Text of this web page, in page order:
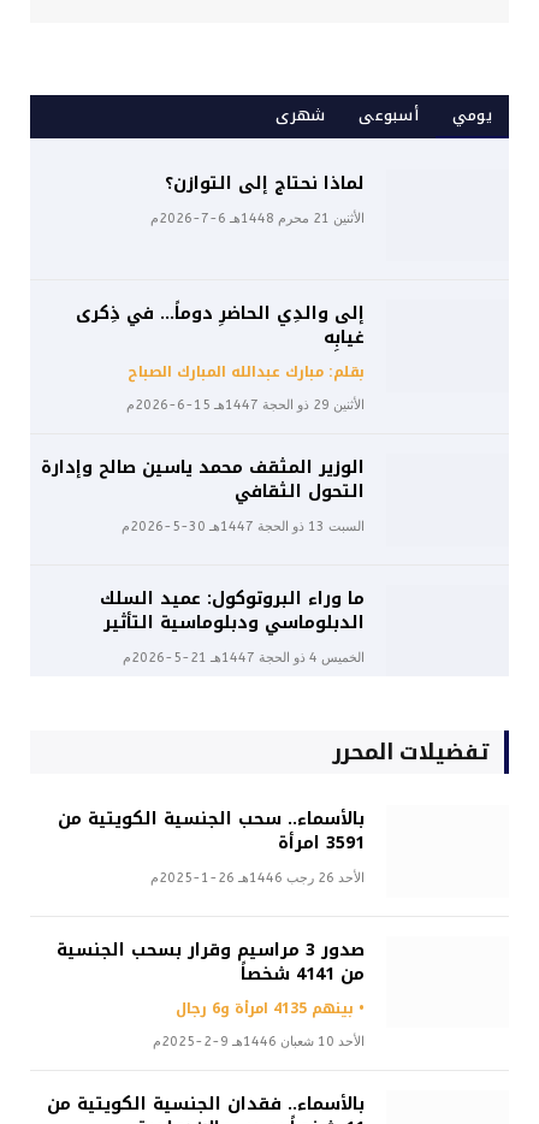
يومي أسبوعى شهرى
لماذا نحتاج إلى التوازن؟
الأثنين 21 محرم 1448هـ 6-7-2026م
إلى والدِي الحاضرِ دوماً… في ذِكرى
غيابِه
بقلم: مبارك عبدالله المبارك الصباح
الأثنين 29 ذو الحجة 1447هـ 15-6-2026م
الوزير المثقف محمد ياسين صالح وإدارة
التحول الثقافي
السبت 13 ذو الحجة 1447هـ 30-5-2026م
ما وراء البروتوكول: عميد السلك
الدبلوماسي ودبلوماسية التأثير
الخميس 4 ذو الحجة 1447هـ 21-5-2026م
تفضيلات المحرر
بالأسماء.. سحب الجنسية الكويتية من
3591 امرأة
الأحد 26 رجب 1446هـ 26-1-2025م
صدور 3 مراسيم وقرار بسحب الجنسية
من 4141 شخصاً
• بينهم 4135 امرأة و6 رجال
الأحد 10 شعبان 1446هـ 9-2-2025م
بالأسماء.. فقدان الجنسية الكويتية من